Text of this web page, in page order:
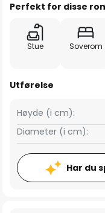
Perfekt for disse
Stue Soverom
Utførelse
Høyde (i cm):
Diameter (i cm):
Har du